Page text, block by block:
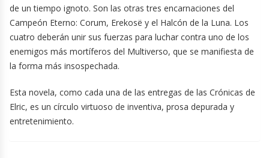
de un tiempo ignoto. Son las otras tres encarnaciones del
Campeón Eterno: Corum, Erekosë y el Halcón de la Luna. Los
cuatro deberán unir sus fuerzas para luchar contra uno de los
enemigos más mortíferos del Multiverso, que se manifiesta de
la forma más insospechada.
Esta novela, como cada una de las entregas de las Crónicas de
Elric, es un círculo virtuoso de inventiva, prosa depurada y
entretenimiento.